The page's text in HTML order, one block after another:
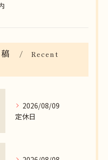
Recent
2026/08/09
定休日